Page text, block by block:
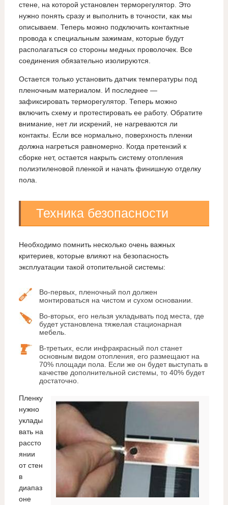
стене, на которой установлен терморегулятор. Это
нужно понять сразу и выполнить в точности, как мы
описываем. Теперь можно подключить контактные
провода к специальным зажимам, которые будут
располагаться со стороны медных проволочек. Все
соединения обязательно изолируются.
Остается только установить датчик температуры под
пленочным материалом. И последнее —
зафиксировать терморегулятор. Теперь можно
включить схему и протестировать ее работу. Обратите
внимание, нет ли искрений, не нагреваются ли
контакты. Если все нормально, поверхность пленки
должна нагреться равномерно. Когда претензий к
сборке нет, остается накрыть систему отопления
полиэтиленовой пленкой и начать финишную отделку
пола.
Техника безопасности
Необходимо помнить несколько очень важных
критериев, которые влияют на безопасность
эксплуатации такой отопительной системы:
Во-первых, пленочный пол должен
монтироваться на чистом и сухом основании.
Во-вторых, его нельзя укладывать под места, где
будет установлена тяжелая стационарная
мебель.
В-третьих, если инфракрасный пол станет
основным видом отопления, его размещают на
70% площади пола. Если же он будет выступать в
качестве дополнительной системы, то 40% будет
достаточно.
Пленку
нужно
уклады
вать на
рассто
янии
от стен
в
диапаз
оне